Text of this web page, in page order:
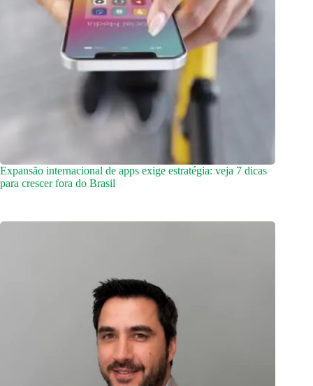
Expansão internacional de apps exige estratégia: veja 7 dicas
para crescer fora do Brasil